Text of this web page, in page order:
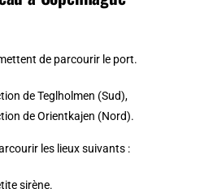
de parcourir le port.
de Teglholmen (Sud),
de Orientkajen (Nord).
les lieux suivants :
sirène.